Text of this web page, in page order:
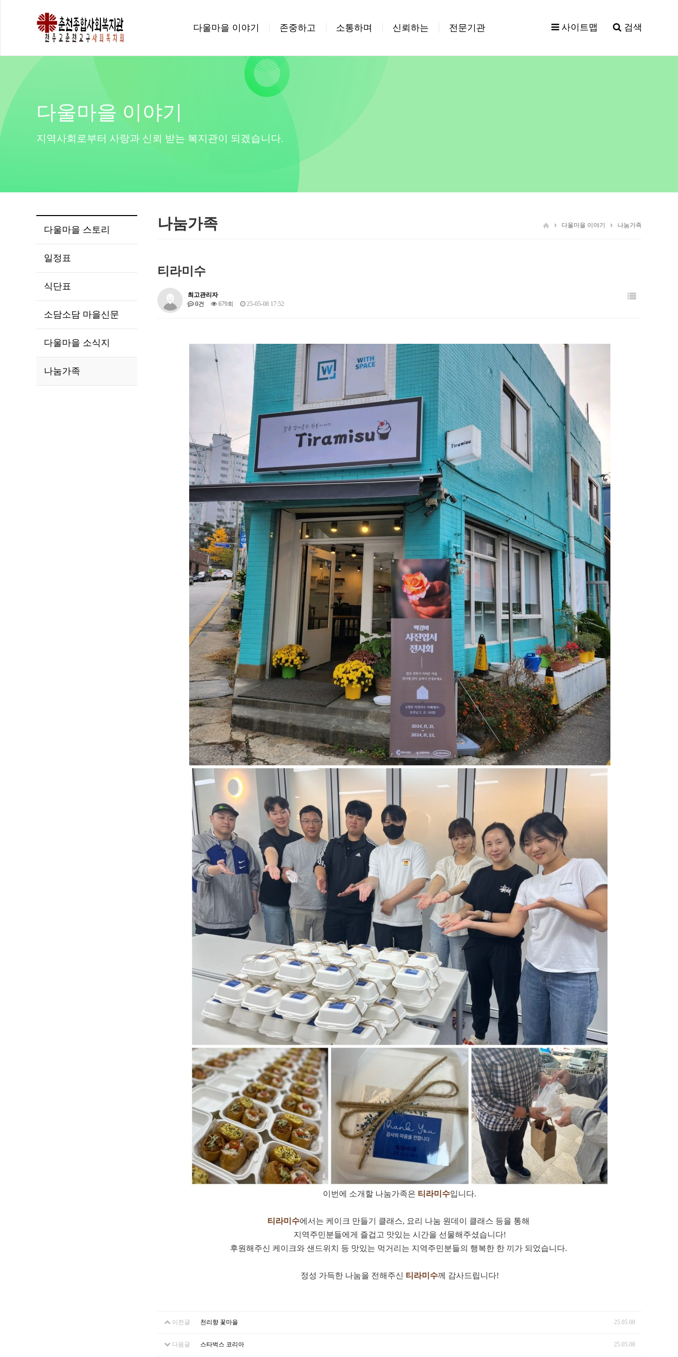
다울마을 이야기 존중하고 소통하며 신뢰하는 전문기관 사이트맵 검색
다울마을 이야기
지역사회로부터 사랑과 신뢰 받는 복지관이 되겠습니다.
다울마을 스토리
일정표
식단표
소담소담 마을신문
다울마을 소식지
나눔가족
나눔가족 다울마을 이야기 나눔가족
티라미수
최고관리자
0건
679회 25-05-08 17:52
이번에 소개할 나눔가족은 티라미수입니다.
티라미수에서는 케이크 만들기 클래스, 요리 나눔 원데이 클래스 등을 통해
지역주민분들에게 즐겁고 맛있는 시간을 선물해주셨습니다!
후원해주신 케이크와 샌드위치 등 맛있는 먹거리는 지역주민분들의 행복한 한 끼가 되었습니다.
정성 가득한 나눔을 전해주신 티라미수께 감사드립니다!
이전글 천리향 꽃마을 25.05.08
다음글 스타벅스 코리아 25.05.08